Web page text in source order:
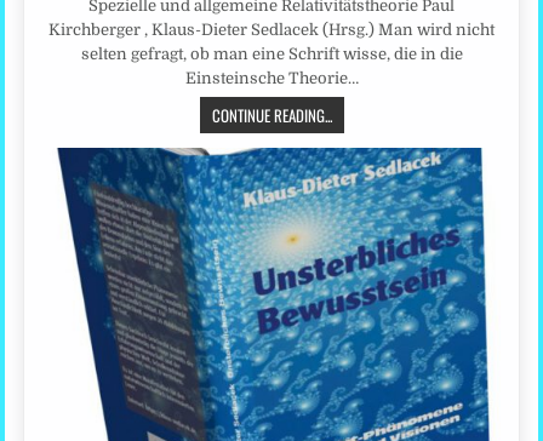
Spezielle und allgemeine Relativitätstheorie Paul
Kirchberger , Klaus-Dieter Sedlacek (Hrsg.) Man wird nicht
selten gefragt, ob man eine Schrift wisse, die in die
Einsteinsche Theorie…
CONTINUE READING...